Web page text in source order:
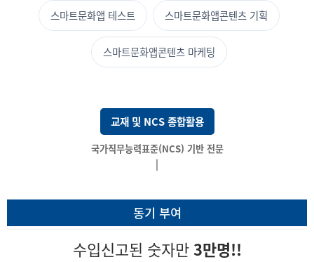
스마트문화앱 테스트 스마트문화앱콘텐츠 기획
스마트문화앱콘텐츠 마케팅
교재 및 NCS 종합활용
국가직무능력표준(NCS) 기반
|
동기 부여
수입신고된 숫자만3만명!!